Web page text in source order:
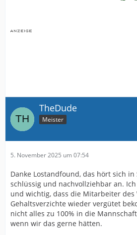
TheDude
Meister
5. November 2025 um 07:54
Danke Lostandfound, das hört sich
schlüssig und nachvollziehbar an.
und wichtig, dass die Mitarbeiter des
Gehaltsverzichte wieder vergütet
nicht alles zu 100% in die
wenn wir das gerne hätten.